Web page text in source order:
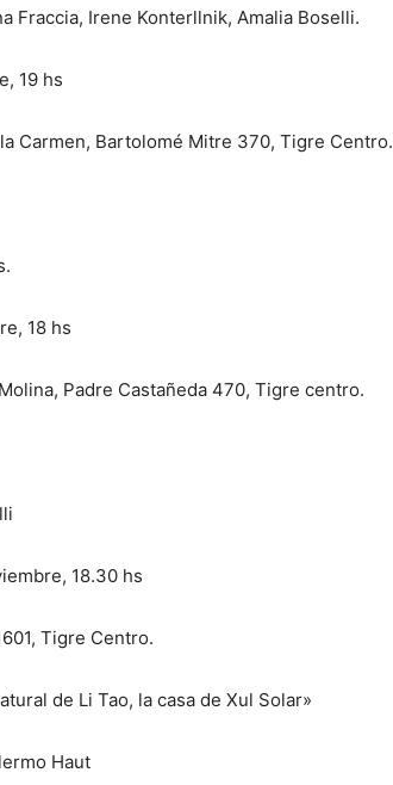
Fraccia, Irene Konterllnik, Amalia Boselli.
19 hs
Carmen, Bartolomé Mitre 370, Tigre Centro.
18 hs
Padre Castañeda 470, Tigre centro.
18.30 hs
Tigre Centro.
de Li Tao, la casa de Xul Solar»
Haut